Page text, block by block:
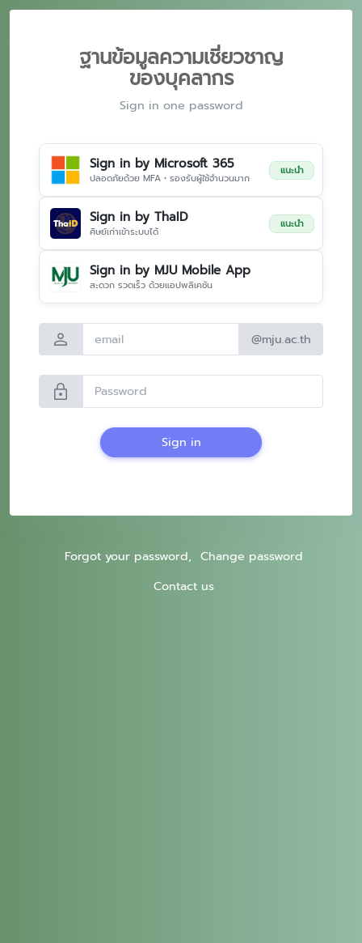
ฐานข้อมูลความเชี่ยวชาญ
ของบุคลากร
Sign in one password
Sign in by Microsoft 365
ปลอดภัยด้วย MFA • รองรับผู้ใช้จำนวนมาก
แนะนำ
Sign in by ThaID
ศิษย์เก่าเข้าระบบได้
แนะนำ
Sign in by MJU Mobile App
สะดวก รวดเร็ว ด้วยแอปพลิเคชัน
person @mju.ac.th
lock
Sign in
Forgot your password, Change password
Contact us